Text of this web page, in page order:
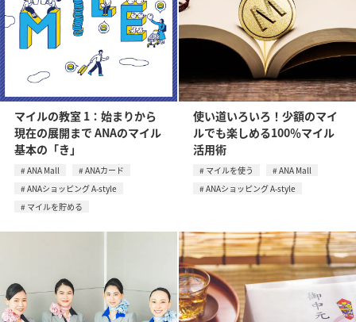
マイルの教室 1：始まりから
現在の展開まで ANAのマイル
基本の「き」
ANA Mall
ANAカード
ANAショッピング A-style
マイルを貯める
使い道いろいろ！少額のマイ
ルでも楽しめる100％マイル
活用術
マイルを使う
ANA Mall
ANAショッピング A-style